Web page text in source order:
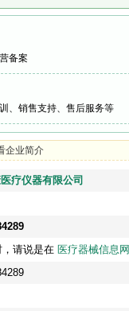
备案
、销售支持、售后服务等
企业简介
疗仪器有限公司
请说是在 医疗器械信息网